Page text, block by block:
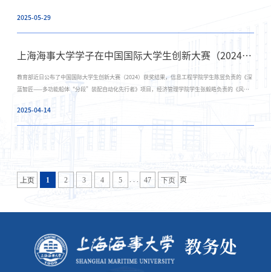
跨校辅修专业，面向临港新片区高校招生。5月28日下午，教务处在教学楼3C403召开2025年线下
线下辅修专业招生宣讲会。教务处徐志京副处长、法学专业负责人郑睿老师、金融学专业负责人杨
与宣讲会。徐志京
2025-05-29
上海海事大学学子在中国国际大学生创新大赛（2024）总决赛获奖
教育部近日公布了中国国际大学生创新大赛（2024）获奖结果，信息工程学院学生陈昱负责的《深
蓝智匠——多功能船体“分段”装配自动化先行者》项目，经济管理学院学生张毅皓负责的《风翼
检波一种多功能海事监测无人艇队》项目，获得入围总决赛奖。“深蓝智匠”和“风翼侦观”科创
团队都依托学校基础实验实训中心苹果树工坊平台。“深蓝智匠”项目聚焦船舶精细化智能化焊接
的无人自主检测系统。该系统融合多传感融合技术、高性能图像处理算法与智能分析模型，能够适
2025-04-14
上页 1 2 3 4 5 47 下页 页
教务处